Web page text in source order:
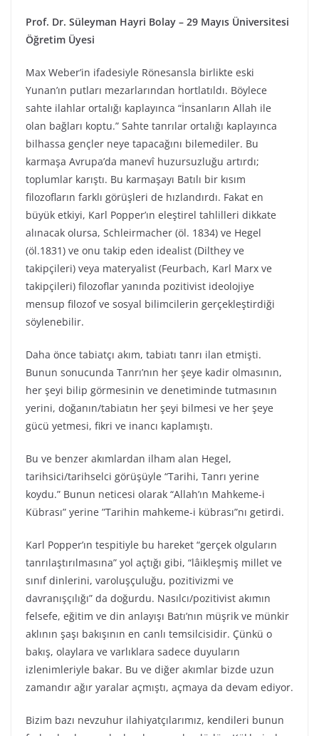
Prof. Dr. Süleyman Hayri Bolay – 29 Mayıs Üniversitesi
Öğretim Üyesi
Max Weber’in ifadesiyle Rönesansla birlikte eski
Yunan’ın putları mezarlarından hortlatıldı. Böylece
sahte ilahlar ortalığı kaplayınca “İnsanların Allah ile
olan bağları koptu.” Sahte tanrılar ortalığı kaplayınca
bilhassa gençler neye tapacağını bilemediler. Bu
karmaşa Avrupa’da manevî huzursuzluğu artırdı;
toplumlar karıştı. Bu karmaşayı Batılı bir kısım
filozofların farklı görüşleri de hızlandırdı. Fakat en
büyük etkiyi, Karl Popper’ın eleştirel tahlilleri dikkate
alınacak olursa, Schleirmacher (öl. 1834) ve Hegel
(öl.1831) ve onu takip eden idealist (Dilthey ve
takipçileri) veya materyalist (Feurbach, Karl Marx ve
takipçileri) filozoflar yanında pozitivist ideolojiye
mensup filozof ve sosyal bilimcilerin gerçekleştirdiği
söylenebilir.
Daha önce tabiatçı akım, tabiatı tanrı ilan etmişti.
Bunun sonucunda Tanrı’nın her şeye kadir olmasının,
her şeyi bilip görmesinin ve denetiminde tutmasının
yerini, doğanın/tabiatın her şeyi bilmesi ve her şeye
gücü yetmesi, fikri ve inancı kaplamıştı.
Bu ve benzer akımlardan ilham alan Hegel,
tarihsici/tarihselci görüşüyle “Tarihi, Tanrı yerine
koydu.” Bunun neticesi olarak “Allah’ın Mahkeme-i
Kübrası” yerine ”Tarihin mahkeme-i kübrası”nı getirdi.
Karl Popper’ın tespitiyle bu hareket “gerçek olguların
tanrılaştırılmasına” yol açtığı gibi, “lâikleşmiş millet ve
sınıf dinlerini, varoluşçuluğu, pozitivizmi ve
davranışçılığı” da doğurdu. Nasılcı/pozitivist akımın
felsefe, eğitim ve din anlayışı Batı’nın müşrik ve münkir
aklının şaşı bakışının en canlı temsilcisidir. Çünkü o
bakış, olaylara ve varlıklara sadece duyuların
izlenimleriyle bakar. Bu ve diğer akımlar bizde uzun
zamandır ağır yaralar açmıştı, açmaya da devam ediyor.
Bizim bazı nevzuhur ilahiyatçılarımız, kendileri bunun